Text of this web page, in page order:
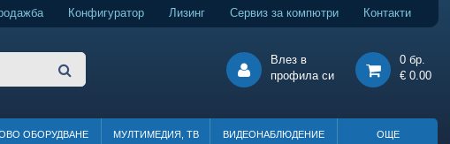
Конфигуратор Лизинг Сервиз за компютри Контакти
Влез в
профила си
0 бр.
€ 0.00
ОБОРУДВАНЕ МУЛТИМЕДИЯ, ТВ ВИДЕОНАБЛЮДЕНИЕ ОЩЕ